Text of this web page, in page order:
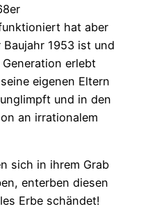
hat aber
1953 ist und
erlebt
eigenen Eltern
und in den
an irrationalem
sich in ihrem Grab
enterben diesen
Erbe schändet!